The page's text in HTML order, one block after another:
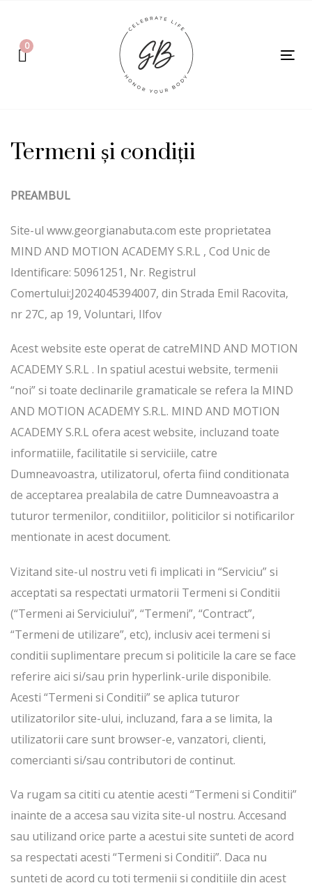
primary
0
Termeni și condiții
PREAMBUL
Site-ul www.georgianabuta.com este proprietatea
MIND AND MOTION ACADEMY S.R.L , Cod Unic de
Identificare: 50961251, Nr. Registrul
Comertului:J2024045394007, din Strada Emil Racovita,
nr 27C, ap 19, Voluntari, Ilfov
Acest website este operat de catreMIND AND MOTION
ACADEMY S.R.L . In spatiul acestui website, termenii
“noi” si toate declinarile gramaticale se refera la MIND
AND MOTION ACADEMY S.R.L. MIND AND MOTION
ACADEMY S.R.L ofera acest website, incluzand toate
informatiile, facilitatile si serviciile, catre
Dumneavoastra, utilizatorul, oferta fiind conditionata
de acceptarea prealabila de catre Dumneavoastra a
tuturor termenilor, conditiilor, politicilor si notificarilor
mentionate in acest document.
Vizitand site-ul nostru veti fi implicati in “Serviciu” si
acceptati sa respectati urmatorii Termeni si Conditii
(“Termeni ai Serviciului”, “Termeni”, “Contract”,
“Termeni de utilizare”, etc), inclusiv acei termeni si
conditii suplimentare precum si politicile la care se face
referire aici si/sau prin hyperlink-urile disponibile.
Acesti “Termeni si Conditii” se aplica tuturor
utilizatorilor site-ului, incluzand, fara a se limita, la
utilizatorii care sunt browser-e, vanzatori, clienti,
comercianti si/sau contributori de continut.
Va rugam sa cititi cu atentie acesti “Termeni si Conditii”
inainte de a accesa sau vizita site-ul nostru. Accesand
sau utilizand orice parte a acestui site sunteti de acord
sa respectati acesti “Termeni si Conditii”. Daca nu
sunteti de acord cu toti termenii si conditiile din acest